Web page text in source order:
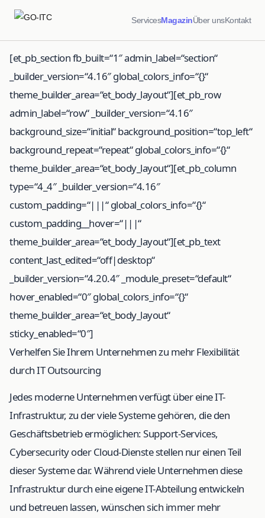
ServicesMagazinÜber unsKontakt
[et_pb_section fb_built=“1″ admin_label=“section“
_builder_version=“4.16″ global_colors_info=“{}“
theme_builder_area=“et_body_layout“][et_pb_row
admin_label=“row“ _builder_version=“4.16″
background_size=“initial“ background_position=“top_left“
background_repeat=“repeat“ global_colors_info=“{}“
theme_builder_area=“et_body_layout“][et_pb_column
type=“4_4″ _builder_version=“4.16″
custom_padding=“|||“ global_colors_info=“{}“
custom_padding__hover=“|||“
theme_builder_area=“et_body_layout“][et_pb_text
content_last_edited=“off|desktop“
_builder_version=“4.20.4″ _module_preset=“default“
hover_enabled=“0″ global_colors_info=“{}“
theme_builder_area=“et_body_layout“
sticky_enabled=“0″]
Verhelfen Sie Ihrem Unternehmen zu mehr Flexibilität
durch IT Outsourcing
Jedes moderne Unternehmen verfügt über eine IT-
Infrastruktur, zu der viele Systeme gehören, die den
Geschäftsbetrieb ermöglichen: Support-Services,
Cybersecurity oder Cloud-Dienste stellen nur einen Teil
dieser Systeme dar. Während viele Unternehmen diese
Infrastruktur durch eine eigene IT-Abteilung entwickeln
und betreuen lassen, wünschen sich immer mehr